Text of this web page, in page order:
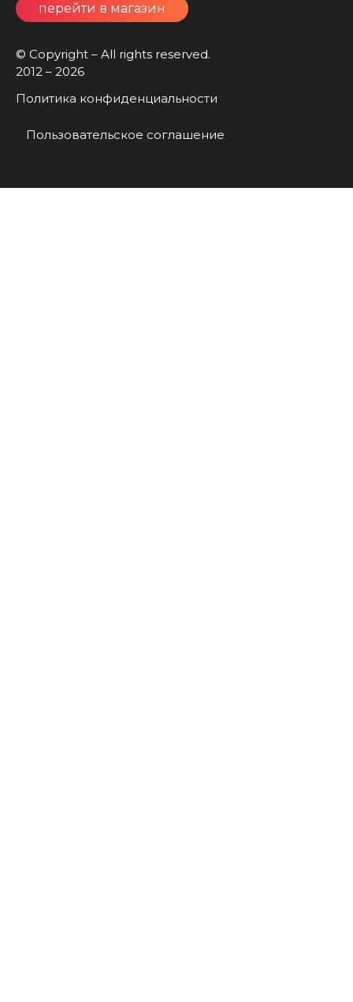
перейти в магазин
© Copyright – All rights reserved.
2012 – 2026
Политика конфиденциальности
Пользовательское соглашение